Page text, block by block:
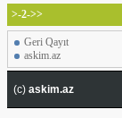
>-2->>
Geri Qayıt
askim.az
(c) askim.az